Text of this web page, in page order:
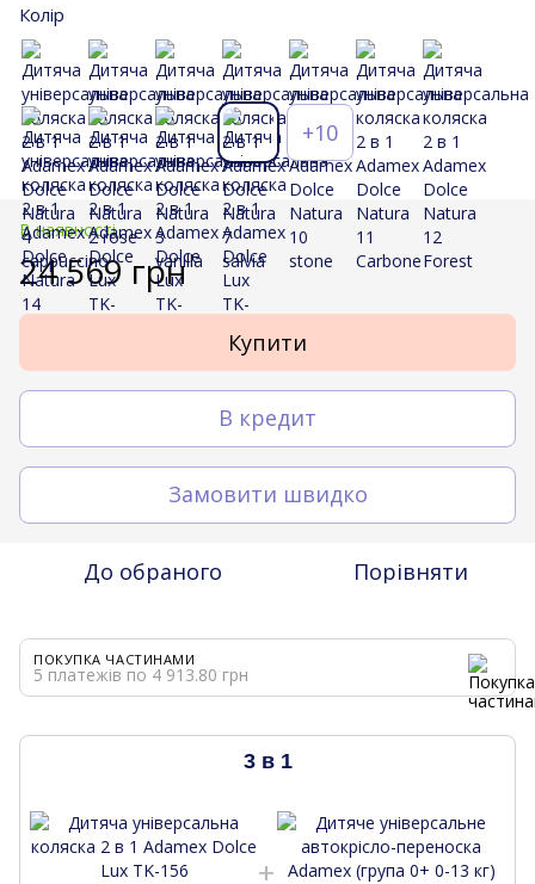
Колір
+10
В наявності
24 569 грн
Купити
В кредит
Замовити швидко
До обраного Порівняти
ПОКУПКА ЧАСТИНАМИ
5 платежів по 4 913.80 грн
3 в 1